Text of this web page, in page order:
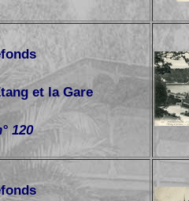
et la Gare
120